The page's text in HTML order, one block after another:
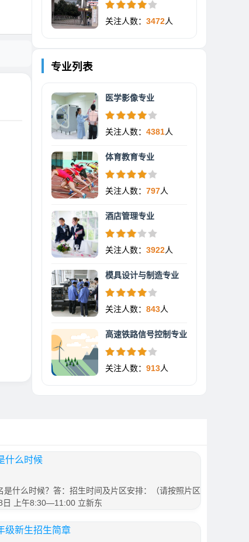
关注人数： 3472人
专业列表
医学影像专业
关注人数： 4381人
体育教育专业
关注人数： 797人
酒店管理专业
关注人数： 3922人
模具设计与制造专业
关注人数： 843人
高速铁路信号控制专业
关注人数： 913人
什么时候
什么时候？答：招生时间及片区安排：（请按照片区
日 上午8:30—11:00 立新东
级新生招生简章